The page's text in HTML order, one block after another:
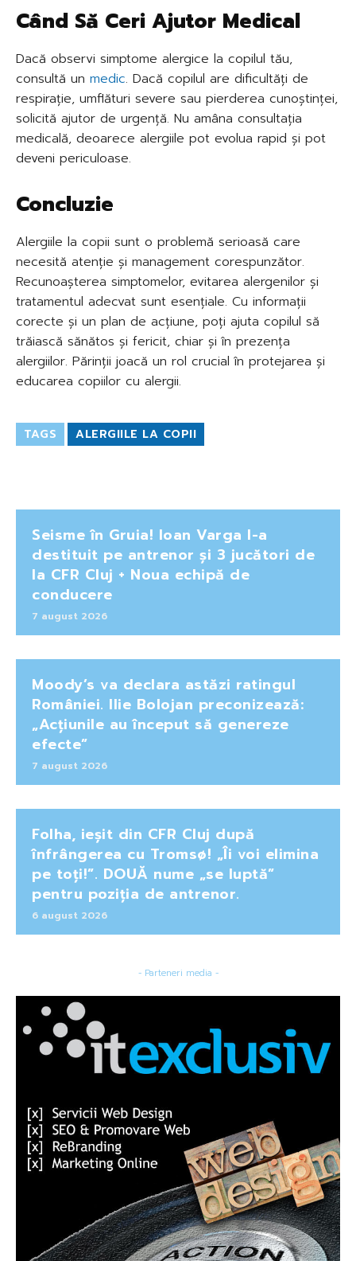
Când Să Ceri Ajutor Medical
Dacă observi simptome alergice la copilul tău,
consultă un medic. Dacă copilul are dificultăți de
respirație, umflături severe sau pierderea cunoștinței,
solicită ajutor de urgență. Nu amâna consultația
medicală, deoarece alergiile pot evolua rapid și pot
deveni periculoase.
Concluzie
Alergiile la copii sunt o problemă serioasă care
necesită atenție și management corespunzător.
Recunoașterea simptomelor, evitarea alergenilor și
tratamentul adecvat sunt esențiale. Cu informații
corecte și un plan de acțiune, poți ajuta copilul să
trăiască sănătos și fericit, chiar și în prezența
alergiilor. Părinții joacă un rol crucial în protejarea și
educarea copiilor cu alergii.
TAGS ALERGIILE LA COPII
Seisme în Gruia! Ioan Varga l-a
destituit pe antrenor și 3 jucători de
la CFR Cluj + Noua echipă de
conducere
7 august 2026
Moody’s va declara astăzi ratingul
României. Ilie Bolojan preconizează:
„Acțiunile au început să genereze
efecte”
7 august 2026
Folha, ieșit din CFR Cluj după
înfrângerea cu Tromsø! „Îi voi elimina
pe toți!”. DOUĂ nume „se luptă”
pentru poziția de antrenor.
6 august 2026
- Parteneri media -